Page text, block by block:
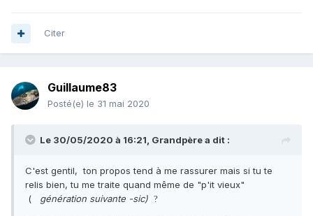
Citer
Guillaume83
Posté(e) le 31 mai 2020
Le 30/05/2020 à 16:21, Grandpèrea dit :
C'est gentil, ton propos tend à me rassurer mais si tu te
relis bien, tu me traite quand même de "p'it vieux"
(
génération suivante -sic) ?